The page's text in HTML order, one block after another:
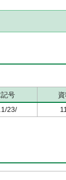
号
23/